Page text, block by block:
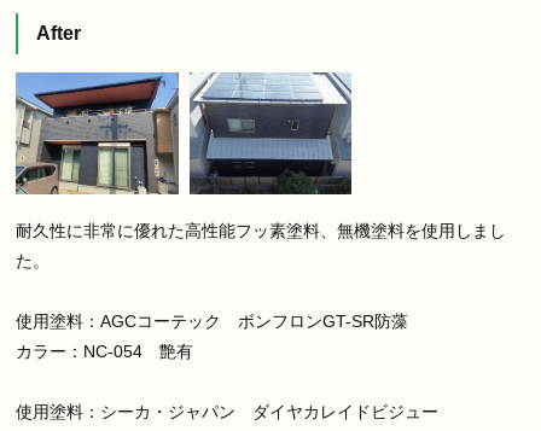
After
耐久性に非常に優れた高性能フッ素塗料、無機塗料を使用しまし
た。
使用塗料：AGCコーテック ボンフロンGT-SR防藻
カラー：NC-054 艶有
使用塗料：シーカ・ジャパン ダイヤカレイドビジュー